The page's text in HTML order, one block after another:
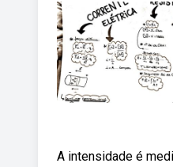
A intensidade é